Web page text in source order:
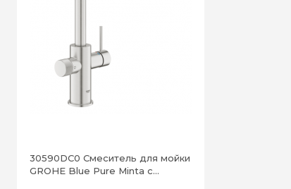
30590DC0 Смеситель для мойки
GROHE Blue Pure Minta с